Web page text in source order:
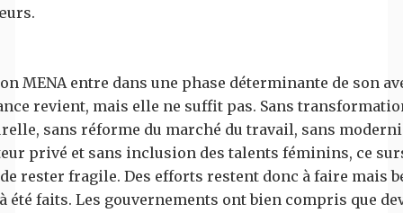
MENA entre dans une phase déterminante de son
revient, mais elle ne suffit pas. Sans
sans réforme du marché du travail, sans
privé et sans inclusion des talents féminins, ce
rester fragile. Des efforts restent donc à faire mais
été faits. Les gouvernements ont bien compris que